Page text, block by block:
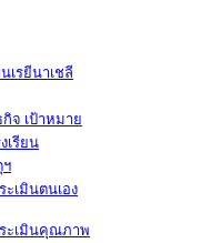
เรยีนาเชลี
จ เป้าหมาย
เรียน
ฯ
ะเมินตนเอง
ะเมินคุณภาพ